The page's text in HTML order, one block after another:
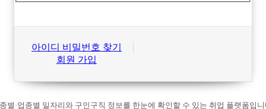
아이디 비밀번호 찾기
회원 가입
별·업종별 일자리와 구인구직 정보를 한눈에 확인할 수 있는 취업 플랫폼입